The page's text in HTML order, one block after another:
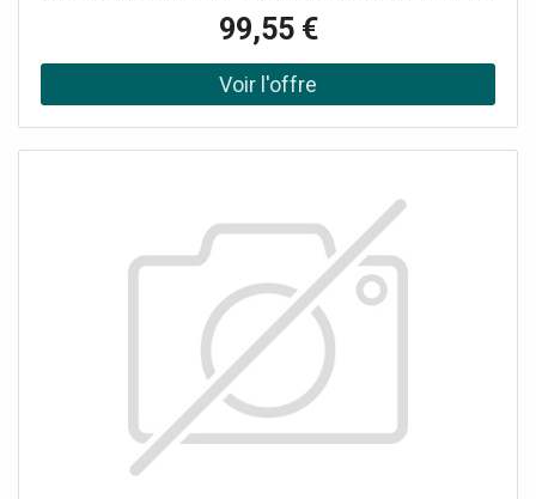
intelligent, vision à 360° et défense active. Double objectif
3K + 3K pour une couverture large et détaillée Objectif
grand angle + téléobjectif motorisé pan & tilt Détection IA
de formes humaines et véhicules sur les deux objectifs
99,55 €